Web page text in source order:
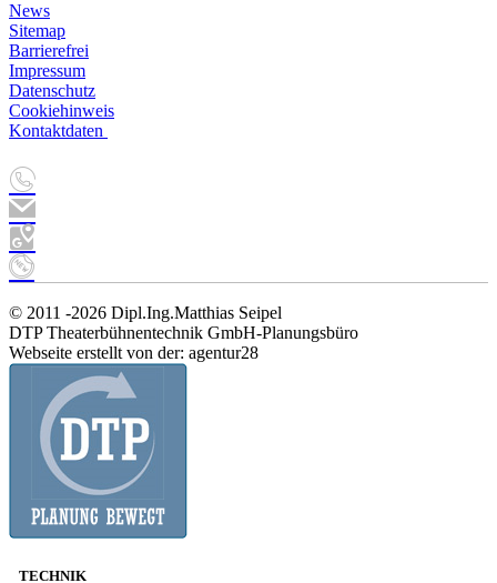
News
Sitemap
Barrierefrei
Impressum
Datenschutz
Cookiehinweis
Kontaktdaten
© 2011 -2026 Dipl.Ing.Matthias Seipel
DTP Theaterbühnentechnik GmbH-Planungsbüro
Webseite erstellt von der: agentur28
TECHNIK